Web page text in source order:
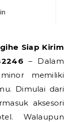
– Dalam
memiliki
Dimulai dari
aksesori
Walaupun